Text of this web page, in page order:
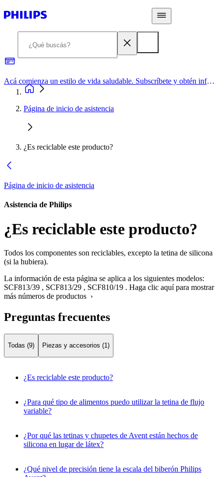
Acá comienza un estilo de vida saludable. Subscríbete y obtén información de primera mano
Página de inicio de asistencia
¿Es reciclable este producto?
Página de inicio de asistencia
Asistencia de Philips
¿Es reciclable este producto?
Todos los componentes son reciclables, excepto la tetina de silicona
(si la hubiera).
La información de esta página se aplica a los siguientes modelos:
SCF813/39 , SCF813/29 , SCF810/19 . Haga clic aquí para mostrar
más números de productos ›
Preguntas frecuentes
Todas (9) Piezas y accesorios (1)
¿Es reciclable este producto?
¿Para qué tipo de alimentos puedo utilizar la tetina de flujo
variable?
¿Por qué las tetinas y chupetes de Avent están hechos de
silicona en lugar de látex?
¿Qué nivel de precisión tiene la escala del biberón Philips